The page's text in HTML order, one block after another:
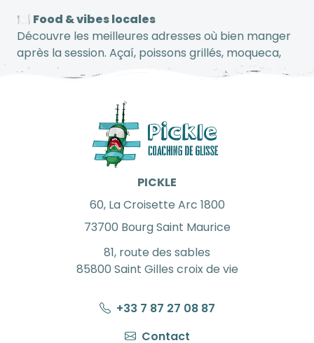
🍽️ Food & vibes locales
Découvre les meilleures adresses où bien manger
après la session. Açaí, poissons grillés, moqueca,
caïpirinha… on te fait goûter au Brésil comme il se
🌅 Ambiance ride & fun garantie
Des sessions inoubliables, une vibe chill et
bienveillante, du partage, de la progression, et des
souvenirs plein la tête. Que tu viennes en solo ou
entre potes, tu repars avec une tribu.
Pourquoi partir avec nous ?
Parce qu’on ne fait pas que t’organiser un trip. On
t’embarque dansuneaventure humaine et
chaque moment à 100%.
PICKLE
60, La Croisette Arc 1800
73700 Bourg Saint Maurice
81, route des sables
85800 Saint Gilles croix de vie
+33 7 87 27 08 87
Contact